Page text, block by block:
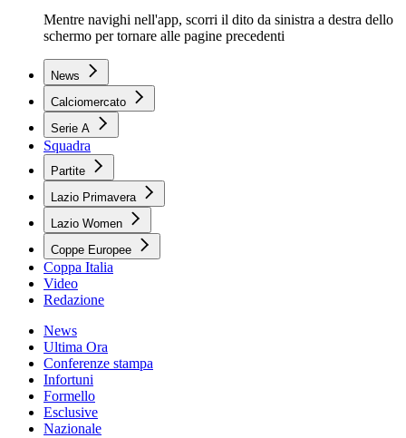
Mentre navighi nell'app, scorri il dito da sinistra a destra dello
schermo per tornare alle pagine precedenti
News
Calciomercato
Serie A
Squadra
Partite
Lazio Primavera
Lazio Women
Coppe Europee
Coppa Italia
Video
Redazione
News
Ultima Ora
Conferenze stampa
Infortuni
Formello
Esclusive
Nazionale